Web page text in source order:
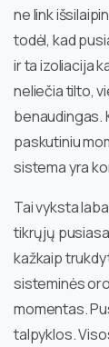
ne link
todėl, kad
ir ta izoliacija
neliečia tilto,
benaudingas.
paskutiniu
sistema yra
Tai vyksta
tikrųjų
kažkaip
sisteminės
momentas.
talpyklos.